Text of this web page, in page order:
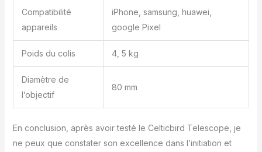
votre téléphone. 【Facile
à utiliser】 Ce télescope
est facile à assembler
même pour les
débutants en astronomie
pouvez configurer
détaillé et la vidéo.
Aucun outil n'est requis.
Compatibilité
appareils
iPhone, samsung, huawei,
google Pixel
Poids du colis 4, 5 kg
Diamètre de
l’objectif
80 mm
En conclusion, après avoir testé le Celticbird Telescope, je
ne peux que constater son excellence dans l’initiation et